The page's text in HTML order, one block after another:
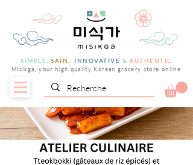
SIMPLE, SAIN, INNOVATIVE & AUTHENTIC
Misikga, your high quality Korean grocery store online